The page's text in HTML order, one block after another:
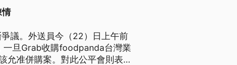
情
議。外送員今（22）日上午前
旦Grab收購foodpanda台灣業
允准併購案。對此公平會則表